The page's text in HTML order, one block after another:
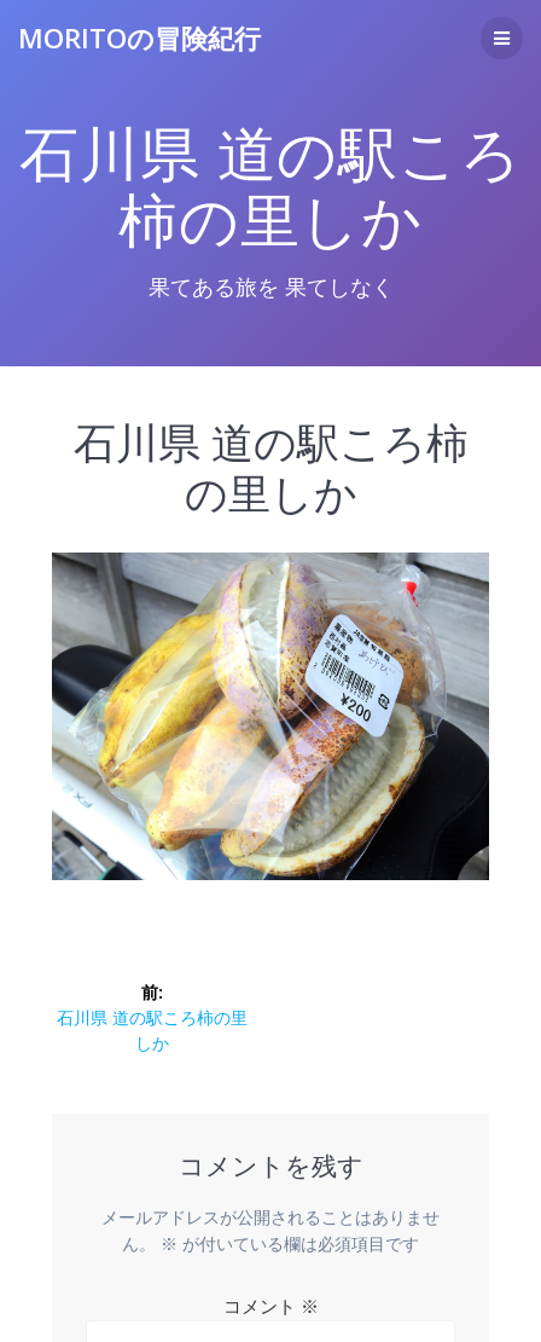
へ
ス
キ
ッ
プ
MORITOの冒険紀行
石川県 道の駅ころ
柿の里しか
果てある旅を 果てしなく
石川県 道の駅ころ柿
の里しか
稿
前:
前
石川県 道の駅ころ柿の里
しか
コメントを残す
メールアドレスが公開されることはありませ
ん。
※ が付いている欄は必須項目です
コメント ※